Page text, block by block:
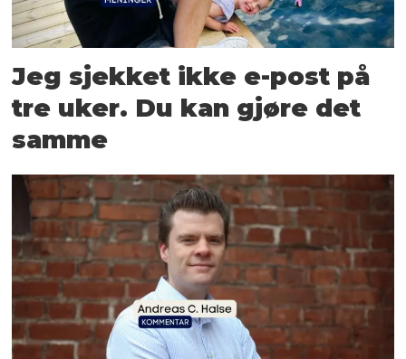
Jeg sjekket ikke e-post på
tre uker. Du kan gjøre det
samme